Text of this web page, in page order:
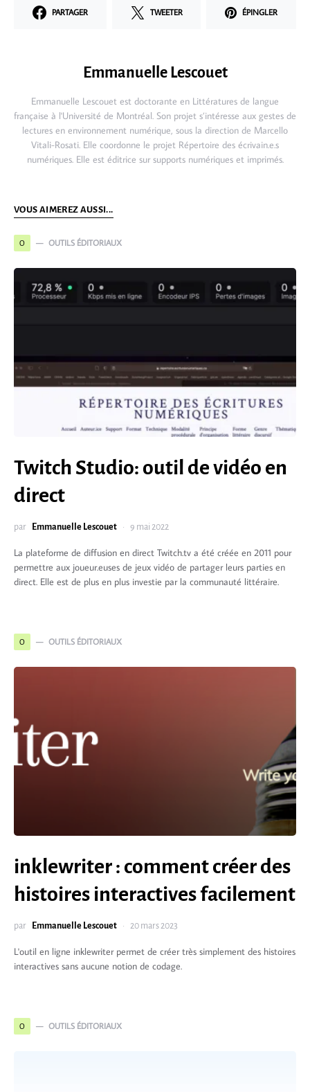
PARTAGER TWEETER ÉPINGLER
Emmanuelle Lescouet
Emmanuelle Lescouet est doctorante en Littératures de langue
française à l'Université de Montréal. Son projet s’intéresse aux gestes de
lectures en environnement numérique, sous la direction de Marcello
Vitali-Rosati. Elle coordonne le projet Répertoire des écrivain.e.s
numériques. Elle est éditrice sur supports numériques et imprimés.
VOUS AIMEREZ AUSSI...
O OUTILS ÉDITORIAUX
Twitch Studio: outil de vidéo en
direct
par Emmanuelle Lescouet 9 mai 2022
La plateforme de diffusion en direct Twitch.tv a été créée en 2011 pour
permettre aux joueur.euses de jeux vidéo de partager leurs parties en
direct. Elle est de plus en plus investie par la communauté littéraire.
O OUTILS ÉDITORIAUX
inklewriter : comment créer des
histoires interactives facilement
par Emmanuelle Lescouet 20 mars 2023
L'outil en ligne inklewriter permet de créer très simplement des histoires
interactives sans aucune notion de codage.
O OUTILS ÉDITORIAUX